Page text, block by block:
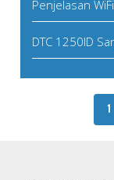
Penjelasan
DTC 1250ID
1